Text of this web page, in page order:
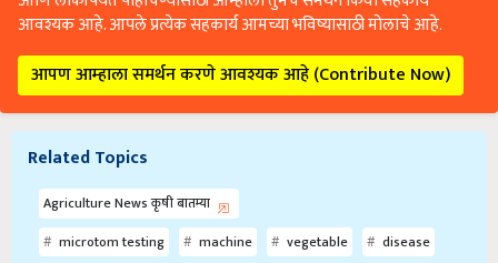
आवश्यक आहे. आपले प्रत्येक सहकार्य आमच्या भविष्यासाठी मोलाचे आहे.
आपण आम्हाला समर्थन करणे आवश्यक आहे (Contribute Now)
Related Topics
Agriculture News कृषी बातम्या
microtom testing
machine vegetable disease